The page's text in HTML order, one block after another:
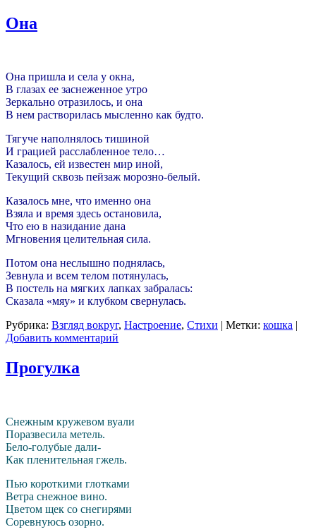
Она
Она пришла и села у окна,
В глазах ее заснеженное утро
Зеркально отразилось, и она
В нем растворилась мысленно как будто.
Тягуче наполнялось тишиной
И грацией расслабленное тело…
Казалось, ей известен мир иной,
Текущий сквозь пейзаж морозно-белый.
Казалось мне, что именно она
Взяла и время здесь остановила,
Что ею в назидание дана
Мгновения целительная сила.
Потом она неслышно поднялась,
Зевнула и всем телом потянулась,
В постель на мягких лапках забралась:
Сказала «мяу» и клубком свернулась.
Рубрика: Взгляд вокруг, Настроение, Стихи | Метки: кошка |
Добавить комментарий
Прогулка
Снежным кружевом вуали
Поразвесила метель.
Бело-голубые дали-
Как пленительная гжель.
Пью короткими глотками
Ветра снежное вино.
Цветом щек со снегирями
Соревнуюсь озорно.